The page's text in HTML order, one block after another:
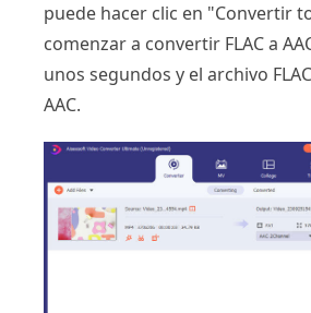
puede hacer clic en "Convertir
comenzar a convertir FLAC a
unos segundos y el archivo
AAC.